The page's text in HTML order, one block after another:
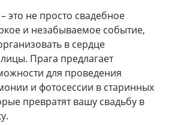
это не просто свадебное
и незабываемое событие,
в сердце
Прага предлагает
для проведения
и фотосессии в старинных
превратят вашу свадьбу в